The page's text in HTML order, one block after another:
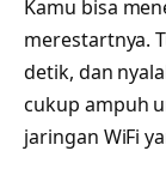
Kamu bisa
merestartnya.
detik, dan
cukup ampuh
jaringan WiFi